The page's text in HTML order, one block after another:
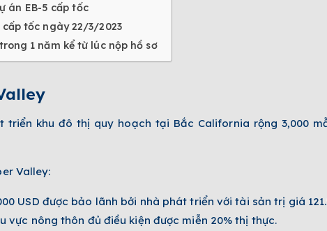
án EB-5 cấp tốc
tốc ngày 22/3/2023
1 năm kể từ lúc nộp hồ sơ
khu đô thị quy hoạch tại Bắc California rộng 3,000
Valley:
USD được bảo lãnh bởi nhà phát triển với tài sản trị giá
vực nông thôn đủ điều kiện được miễn 20% thị thực.